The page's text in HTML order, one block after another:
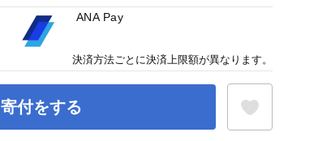
寄付をする
ANA Pay
決済方法ごとに決済上限額が異なります。